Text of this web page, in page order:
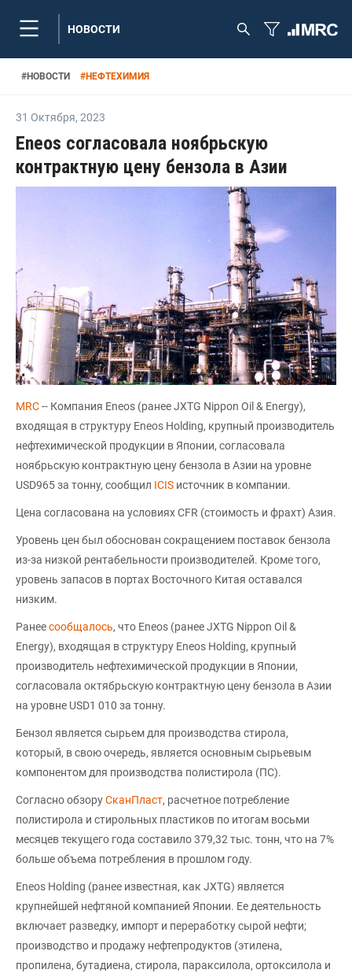
НОВОСТИ
#НОВОСТИ #НЕФТЕХИМИЯ
31 Октября, 2023
Eneos согласовала ноябрьскую
контрактную цену бензола в Азии
MRC-- Компания Eneos (ранее JXTG Nippon Oil & Energy),
входящая в структуру Eneos Holding, крупный производитель
нефтехимической продукции в Японии, согласовала
ноябрьскую контрактную цену бензола в Азии на уровне
USD965 за тонну, сообщил ICIS источник в компании.
Цена согласована на условиях CFR (стоимость и фрахт) Азия.
Уровень цен был обоснован сокращением поставок бензола
из-за низкой рентабельности производителей. Кроме того,
уровень запасов в портах Восточного Китая оставался
низким.
Ранеесообщалось, что Eneos (ранее JXTG Nippon Oil &
Energy), входящая в структуру Eneos Holding, крупный
производитель нефтехимической продукции в Японии,
согласовала октябрьскую контрактную цену бензола в Азии
на уровне USD1 010 за тонну.
Бензол является сырьем для производства стирола,
который, в свою очередь, является основным сырьевым
компонентом для производства полистирола (ПС).
Согласно обзоруСканПласт, расчетное потребление
полистирола и стирольных пластиков по итогам восьми
месяцев текущего года составило 379,32 тыс. тонн, что на 7%
больше объема потребления в прошлом году.
Eneos Holding (ранее известная, как JXTG) является
крупнейшей нефтяной компанией Японии. Ее деятельность
включает разведку, импорт и переработку сырой нефти;
производство и продажу нефтепродуктов (этилена,
пропилена, бутадиена, стирола, параксилола, ортоксилола и